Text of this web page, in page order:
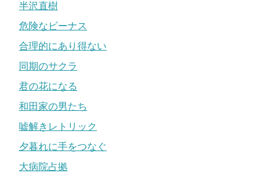
半沢直樹
危険なビーナス
合理的にあり得ない
同期のサクラ
君の花になる
和田家の男たち
嘘解きレトリック
夕暮れに手をつなぐ
大病院占拠